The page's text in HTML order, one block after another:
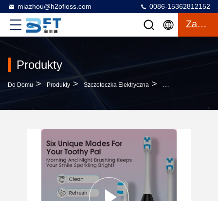
miazhou@h2ofloss.com 0086-15362812152
Zacytować
Produkty
Do Domu > Produkty > Szczoteczka Elektryczna > Wybielanie Zębów